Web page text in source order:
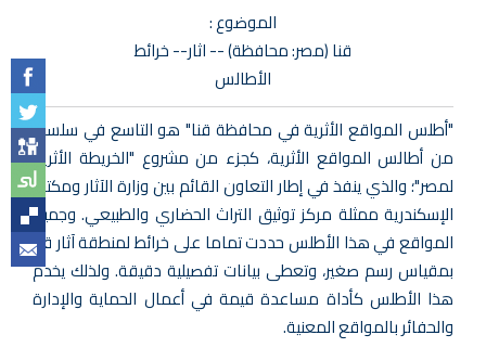
الموضوع :
قنا (مصر: محافظة) -- اثار-- خرائط
الأطالس
"أطلس المواقع الأثرية في محافظة قنا" هو التاسع في سلسلة
من أطالس المواقع الأثرية، كجزء من مشروع "الخريطة الأثرية
لمصر"؛ والذي ينفذ في إطار التعاون القائم بين وزارة الآثار ومكتبة
الإسكندرية ممثلة مركز توثيق التراث الحضاري والطبيعي. وجميع
المواقع في هذا الأطلس حددت تماما على خرائط لمنطقة آثار قنا
بمقياس رسم صغير، وتعطى بيانات تفصيلية دقيقة. ولذلك يخدم
هذا الأطلس كأداة مساعدة قيمة في أعمال الحماية والإدارة
والحفائر بالمواقع المعنية.